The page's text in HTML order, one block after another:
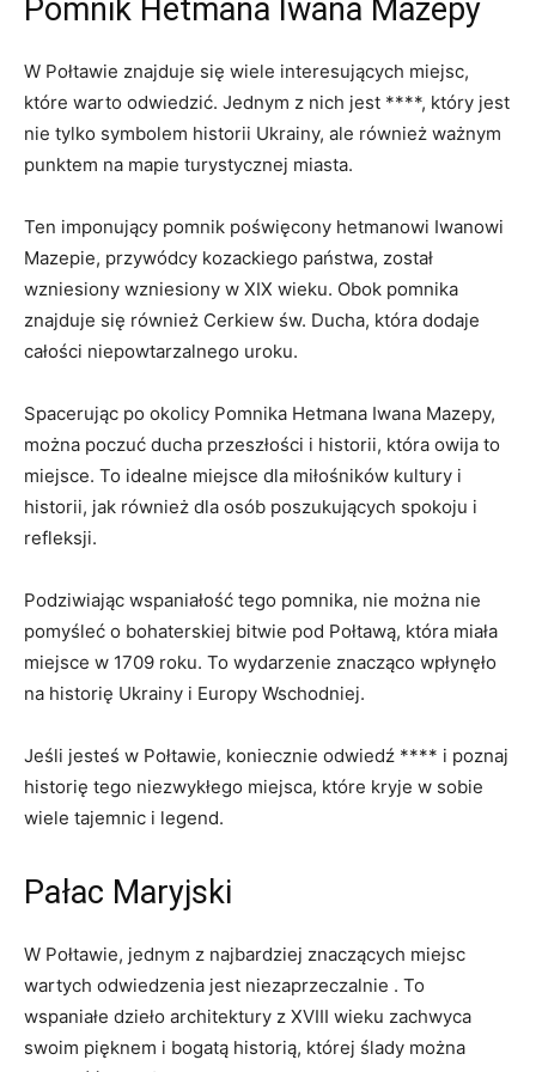
Pomnik ⁢Hetmana Iwana Mazepy
W Połtawie znajduje się wiele interesujących miejsc,
które warto odwiedzić. Jednym z​ nich jest ****, który jest‍
nie tylko symbolem ​historii Ukrainy, ‍ale również‌ ważnym
punktem na mapie turystycznej miasta.
Ten imponujący pomnik ‍poświęcony hetmanowi Iwanowi
Mazepie, przywódcy kozackiego państwa, został‌
wzniesiony wzniesiony w XIX wieku. Obok pomnika
znajduje się również Cerkiew św. Ducha, ​która dodaje
⁤całości niepowtarzalnego uroku.
Spacerując ‌po okolicy Pomnika Hetmana Iwana Mazepy,
można poczuć ducha przeszłości⁢ i historii, która owija to
miejsce. ⁤To idealne miejsce dla miłośników kultury i​
historii, jak również dla‍ osób ⁣poszukujących ‌spokoju i
⁣refleksji.
Podziwiając wspaniałość tego pomnika, nie można nie
pomyśleć o bohaterskiej bitwie pod Połtawą, która ⁤miała
miejsce ‌w ⁣1709 roku. ‌To⁢ wydarzenie znacząco wpłynęło
na historię Ukrainy i Europy Wschodniej.
Jeśli jesteś w ​Połtawie, koniecznie odwiedź⁢ **** ‍i poznaj⁤
historię tego niezwykłego‍ miejsca, które kryje w sobie
wiele ⁤tajemnic i legend.
Pałac ​Maryjski
W Połtawie, jednym z najbardziej ⁤znaczących miejsc‍
wartych odwiedzenia jest niezaprzeczalnie ⁣. To
wspaniałe dzieło architektury​ z XVIII wieku⁣ zachwyca
swoim pięknem i bogatą historią, ⁤której ślady można